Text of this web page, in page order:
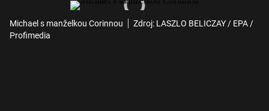
Michael s manželkou Corinnou
Zdroj: LASZLO BELICZAY / EPA /
Profimedia